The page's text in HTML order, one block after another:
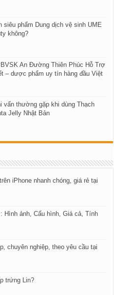
siêu phẩm Dung dịch vệ sinh UME
không?
An Đường Thiên Phúc Hỗ Trợ
– dược phẩm uy tín hàng đầu Việt
vấn thường gặp khi dùng Thạch
Jelly Nhật Bản
iPhone nhanh chóng, giá rẻ tại
Hình ảnh, Cấu hình, Giá cả, Tính
chuyên nghiệp, theo yêu cầu tại
trứng Lin?